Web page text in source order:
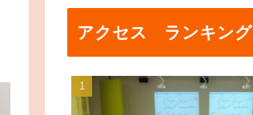
アクセス ランキング